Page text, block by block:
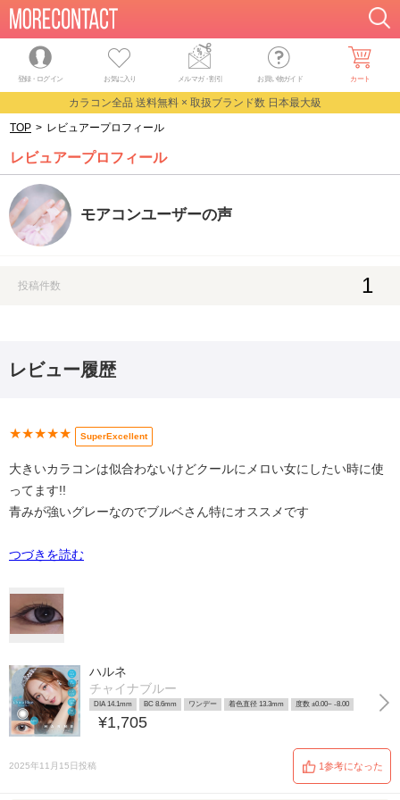
登録・ログイン お気に入り メルマガ・割引 お買い物ガイド カート
カラコン全品 送料無料 × 取扱ブランド数 日本最大級
TOP > レビュアープロフィール
レビュアープロフィール
モアコンユーザーの声
投稿件数 1
レビュー履歴
★★★★★ SuperExcellent
大きいカラコンは似合わないけどクールにメロい女にしたい時に使
ってます!!
青みが強いグレーなのでブルベさん特にオススメです
つづきを読む
ハルネ
チャイナブルー
DIA 14.1mm BC 8.6mm ワンデー 着色直径 13.3mm 度数 ±0.00~ -8.00
¥1,705
2025年11月15日投稿 1参考になった